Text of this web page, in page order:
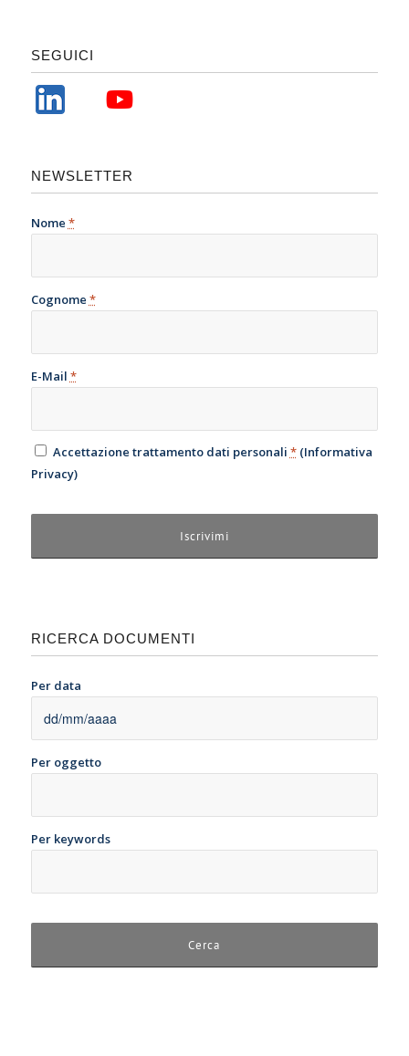
SEGUICI
NEWSLETTER
Nome *
Cognome *
E-Mail *
Accettazione trattamento dati personali *(Informativa
Privacy)
RICERCA DOCUMENTI
Per data
Per oggetto
Per keywords